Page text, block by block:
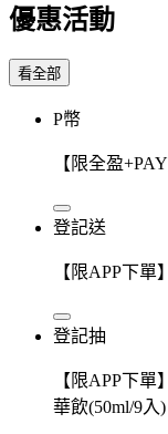
優惠活動
看全部
P幣
【限全盈
登記送
【限APP下
登記抽
【限APP下
華飲(50ml/9入)